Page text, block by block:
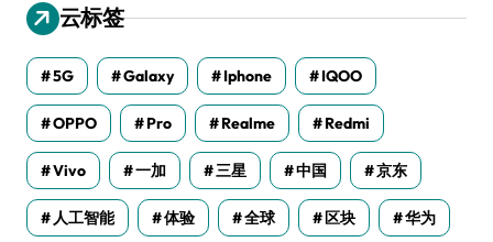
云标签
5G Galaxy Iphone IQOO
OPPO Pro Realme Redmi
Vivo 一加 三星 中国 京东
人工智能 体验 全球 区块 华为